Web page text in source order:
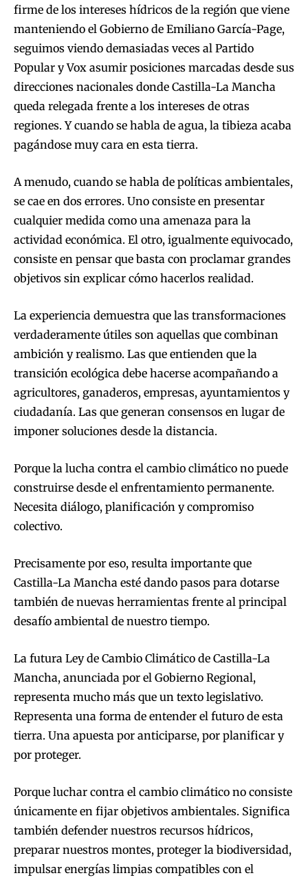
firme de los intereses hídricos de la región que viene
manteniendo el Gobierno de Emiliano García-Page,
seguimos viendo demasiadas veces al Partido
Popular y Vox asumir posiciones marcadas desde sus
direcciones nacionales donde Castilla-La Mancha
queda relegada frente a los intereses de otras
regiones. Y cuando se habla de agua, la tibieza acaba
pagándose muy cara en esta tierra.
A menudo, cuando se habla de políticas ambientales,
se cae en dos errores. Uno consiste en presentar
cualquier medida como una amenaza para la
actividad económica. El otro, igualmente equivocado,
consiste en pensar que basta con proclamar grandes
objetivos sin explicar cómo hacerlos realidad.
La experiencia demuestra que las transformaciones
verdaderamente útiles son aquellas que combinan
ambición y realismo. Las que entienden que la
transición ecológica debe hacerse acompañando a
agricultores, ganaderos, empresas, ayuntamientos y
ciudadanía. Las que generan consensos en lugar de
imponer soluciones desde la distancia.
Porque la lucha contra el cambio climático no puede
construirse desde el enfrentamiento permanente.
Necesita diálogo, planificación y compromiso
colectivo.
Precisamente por eso, resulta importante que
Castilla-La Mancha esté dando pasos para dotarse
también de nuevas herramientas frente al principal
desafío ambiental de nuestro tiempo.
La futura Ley de Cambio Climático de Castilla-La
Mancha, anunciada por el Gobierno Regional,
representa mucho más que un texto legislativo.
Representa una forma de entender el futuro de esta
tierra. Una apuesta por anticiparse, por planificar y
por proteger.
Porque luchar contra el cambio climático no consiste
únicamente en fijar objetivos ambientales. Significa
también defender nuestros recursos hídricos,
preparar nuestros montes, proteger la biodiversidad,
impulsar energías limpias compatibles con el